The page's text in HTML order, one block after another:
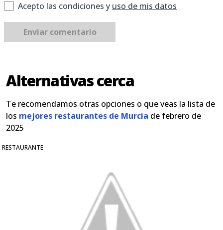
Acepto las condiciones y uso de mis datos
Enviar comentario
Alternativas cerca
Te recomendamos otras opciones o que veas la lista de
los mejores restaurantes de Murcia de febrero de
2025
RESTAURANTE